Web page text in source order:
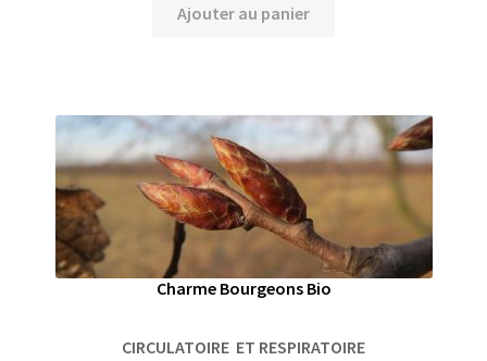
Ajouter au panier
Charme Bourgeons Bio
CIRCULATOIRE ET RESPIRATOIRE